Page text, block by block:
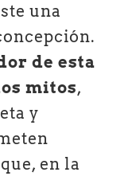
una
de esta
mitos,
y
en la